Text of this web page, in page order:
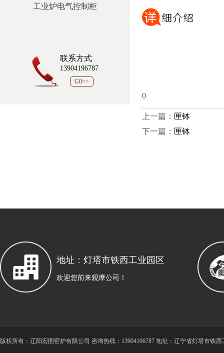
工业炉电气控制柜
联系方式
13904196787
G0>>
0
上一篇： 匣钵
下一篇： 匣钵
地址：灯塔市铁西工业园区
欢迎您前来观摩公司！
版权所有：辽阳宏图窑炉有限公司 咨询热线：13904196787 地址：辽宁省灯塔市铁西